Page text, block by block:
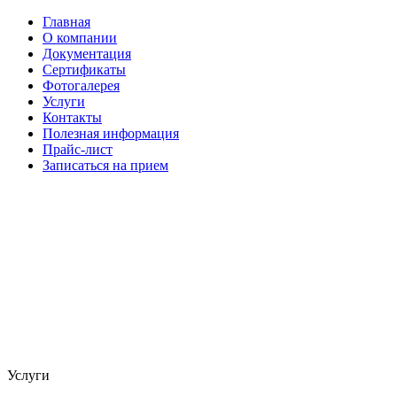
Главная
О компании
Документация
Сертификаты
Фотогалерея
Услуги
Контакты
Полезная информация
Прайс-лист
Записаться на прием
Услуги